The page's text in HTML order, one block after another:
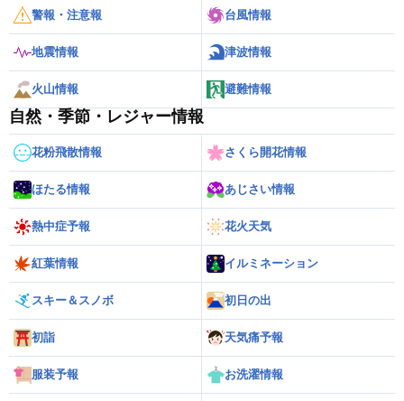
警報・注意報 台風情報
地震情報 津波情報
火山情報 避難情報
自然・季節・レジャー情報
花粉飛散情報 さくら開花情報
ほたる情報 あじさい情報
熱中症予報 花火天気
紅葉情報 イルミネーション
スキー＆スノボ 初日の出
初詣 天気痛予報
服装予報 お洗濯情報